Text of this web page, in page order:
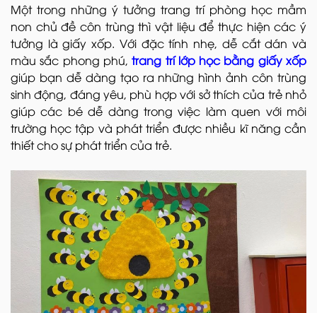
Một trong những ý tưởng trang trí phòng học mầm
non chủ đề côn trùng thì vật liệu để thực hiện các ý
tưởng là giấy xốp. Với đặc tính nhẹ, dễ cắt dán và
màu sắc phong phú,trang trí lớp học bằng giấy xốp
giúp bạn dễ dàng tạo ra những hình ảnh côn trùng
sinh động, đáng yêu, phù hợp với sở thích của trẻ nhỏ
giúp các bé dễ dàng trong việc làm quen với môi
trường học tập và phát triển được nhiều kĩ năng cần
thiết cho sự phát triển của trẻ.